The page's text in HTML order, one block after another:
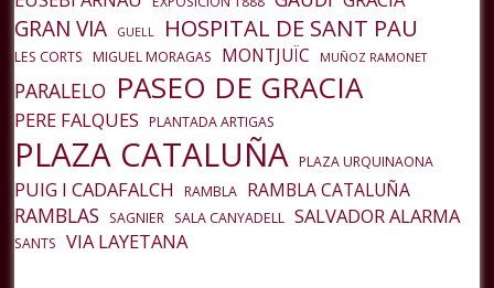
GRAN VIA GUELL HOSPITAL DE SANT PAU
LES CORTS MIGUEL MORAGAS MONTJUÏC MUÑOZ RAMONET
PARALELO PASEO DE GRACIA
PERE FALQUES PLANTADA ARTIGAS
PLAZA CATALUÑA PLAZA URQUINAONA
PUIG I CADAFALCH RAMBLA RAMBLA CATALUÑA
RAMBLAS SAGNIER SALA CANYADELL SALVADOR ALARMA
SANTS VIA LAYETANA